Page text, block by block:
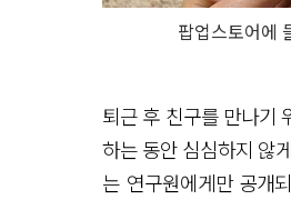
팝업스토어에
퇴근 후 친구를 만나기
하는 동안 심심하지 않
는 연구원에게만 공개